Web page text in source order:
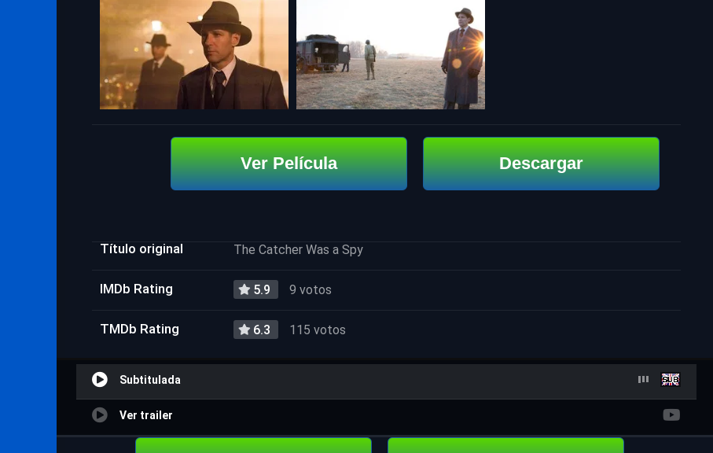
Ver Película Descargar
Título original The Catcher Was a Spy
IMDb Rating 5.9 9 votos
TMDb Rating 6.3 115 votos
Subtitulada
Ver trailer